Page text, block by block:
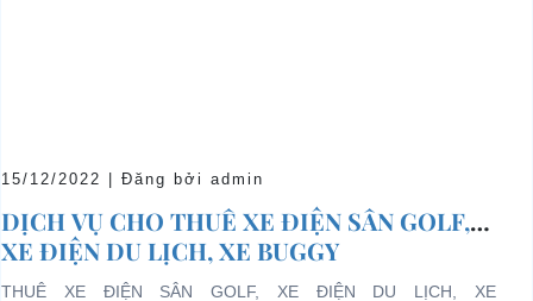
15/12/2022 | Đăng bởi admin
DỊCH VỤ CHO THUÊ XE ĐIỆN SÂN GOLF,
XE ĐIỆN DU LỊCH, XE BUGGY
THUÊ XE ĐIỆN SÂN GOLF, XE ĐIỆN DU LỊCH, XE